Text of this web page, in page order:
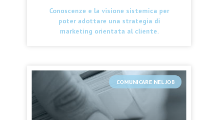
Conoscenze e la visione sistemica per
poter adottare una strategia di
marketing orientata al cliente.
COMUNICARE NEL JOB